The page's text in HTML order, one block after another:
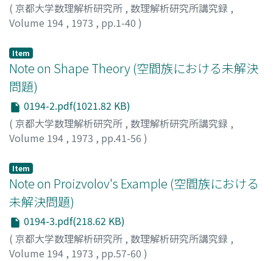
( 京都大学数理解析研究所 , 数理解析研究所講究録 ,
Volume 194 , 1973 , pp.1-40 )
Item
Note on Shape Theory (空間族における未解決
問題)
0194-2.pdf(1021.82 KB)
( 京都大学数理解析研究所 , 数理解析研究所講究録 ,
Volume 194 , 1973 , pp.41-56 )
Item
Note on Proizvolov's Example (空間族における
未解決問題)
0194-3.pdf(218.62 KB)
( 京都大学数理解析研究所 , 数理解析研究所講究録 ,
Volume 194 , 1973 , pp.57-60 )